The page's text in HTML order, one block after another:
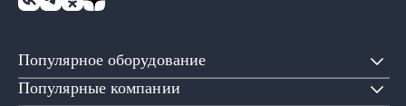
Популярное оборудование
Популярные компании